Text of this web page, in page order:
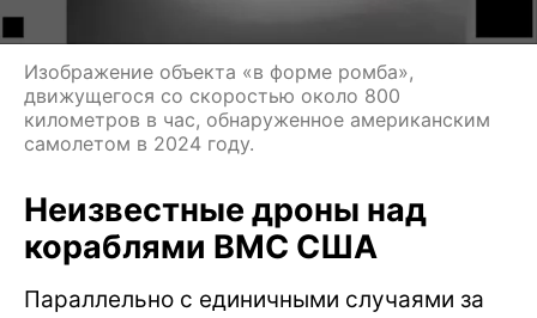
Изображение объекта «в форме ромба»,
движущегося со скоростью около 800
километров в час, обнаруженное американским
самолетом в 2024 году.
Неизвестные дроны над
кораблями ВМС США
Параллельно с единичными случаями за